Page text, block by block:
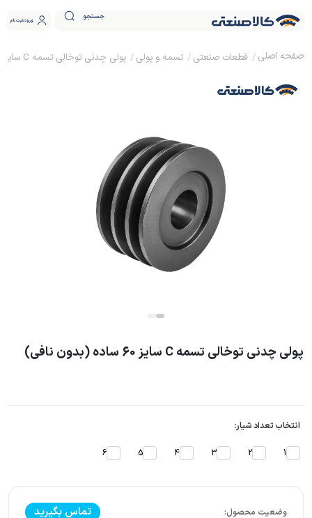
جستجو ورود ثبت نام
قطعات صنعتی تسمه و پولی پولی چدنی توخالی تسمه C سایز 60 ساده (بدون نافی)
پولی چدنی توخالی تسمه C سایز 60 ساده (بدون نافی)
انتخاب تعداد شیار:
1
2
3
4
5
6
تماس بگیرید